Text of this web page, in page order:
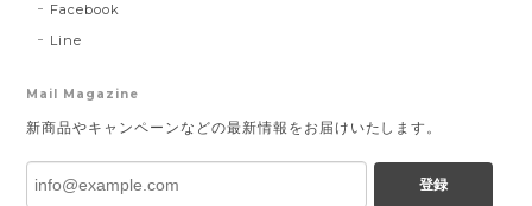
Facebook
Line
Mail Magazine
新商品やキャンペーンなどの最新情報をお届けいたします。
登録